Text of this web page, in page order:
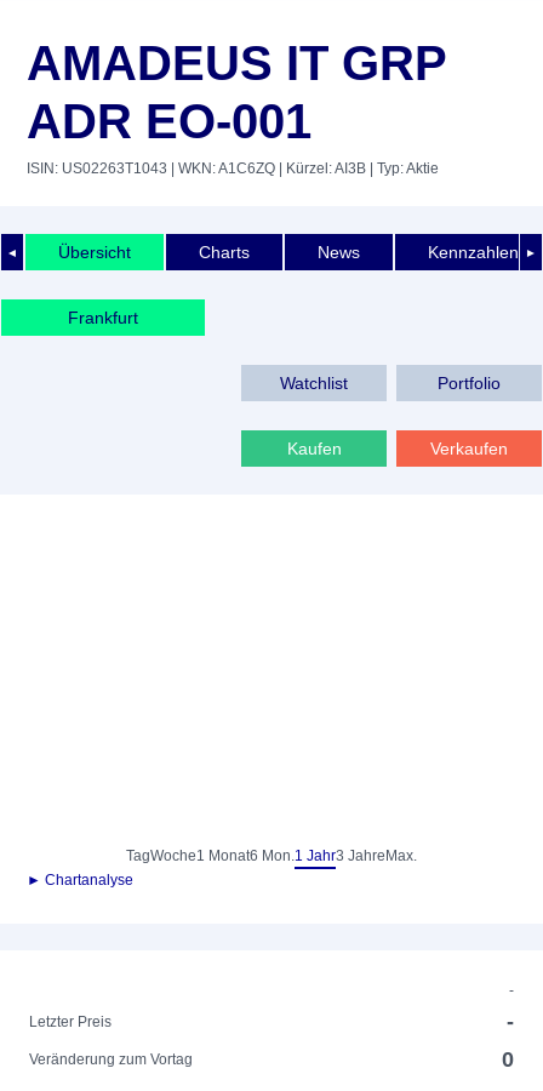
AMADEUS IT GRP
ADR EO-001
ISIN: US02263T1043 | WKN: A1C6ZQ | Kürzel: AI3B | Typ: Aktie
◄ ►
Übersicht Charts News Kennzahlen
Frankfurt
Watchlist Portfolio
Kaufen Verkaufen
TagWoche1 Monat6 Mon.1 Jahr3 Jahre Max.
► Chartanalyse
-
Letzter Preis
-
Veränderung zum Vortag 0